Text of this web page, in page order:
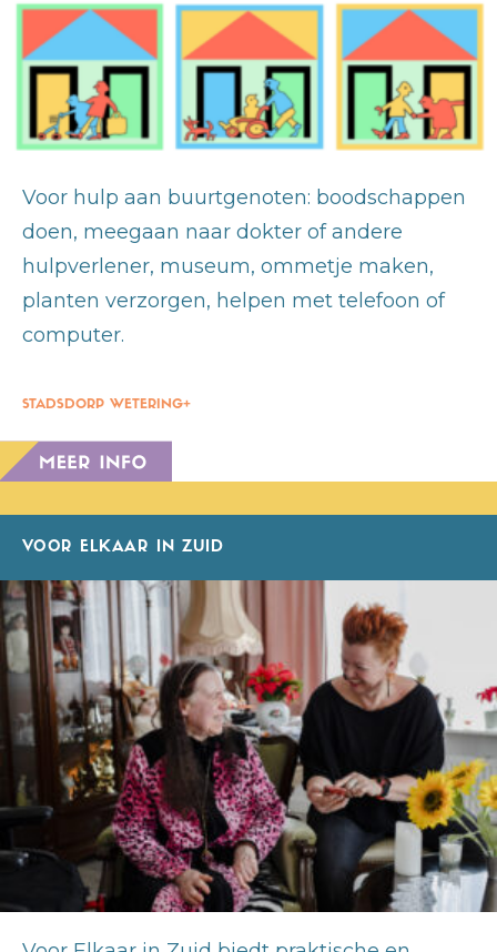
Voor hulp aan buurtgenoten: boodschappen
doen, meegaan naar dokter of andere
hulpverlener, museum, ommetje maken,
planten verzorgen, helpen met telefoon of
computer.
STADSDORP WETERING+
VOOR ELKAAR IN ZUID